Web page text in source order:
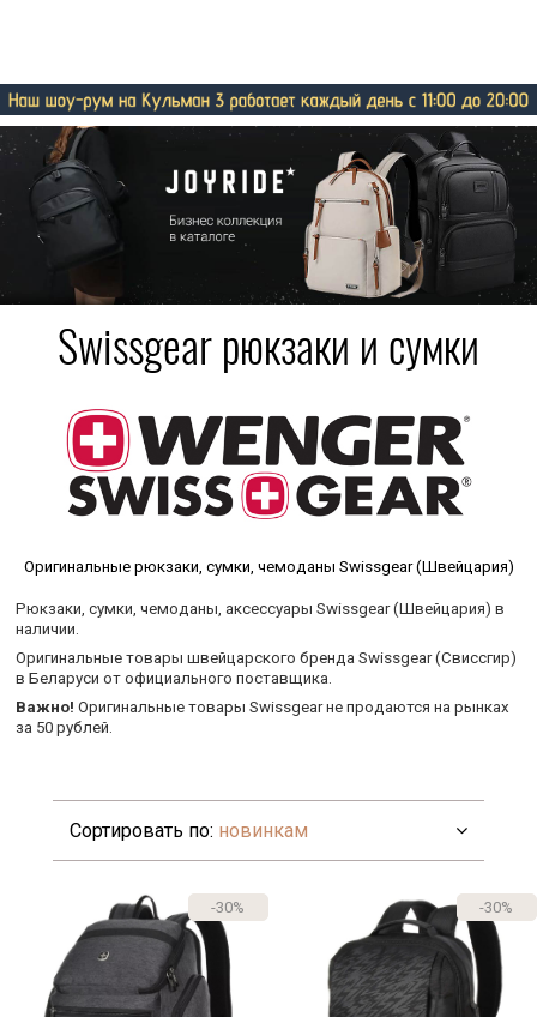
Swissgear рюкзаки и сумки
Оригинальные рюкзаки, сумки, чемоданы Swissgear (Швейцария)
Рюкзаки, сумки, чемоданы, аксессуары Swissgear (Швейцария) в
наличии.
Оригинальные товары швейцарского бренда Swissgear (Свиссгир)
в Беларуси от официального поставщика.
Важно! Оригинальные товары Swissgear не продаются на рынках
за 50 рублей.
Сортировать по: новинкам
-30% -30%